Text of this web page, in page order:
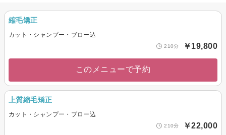
縮毛矯正
カット・シャンプー・ブロー込
210分 ￥19,800
このメニューで予約
上質縮毛矯正
カット・シャンプー・ブロー込
210分 ￥22,000